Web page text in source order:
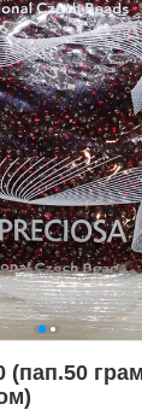
(пап.50